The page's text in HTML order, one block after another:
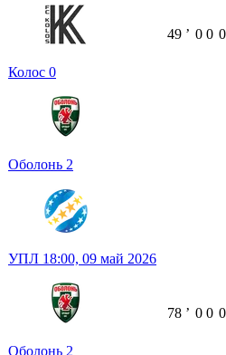
Колос 0
Оболонь 2
49 ʼ 0 0 0
УПЛ 18:00, 09 май 2026
Оболонь 2
78 ʼ 0 0 0